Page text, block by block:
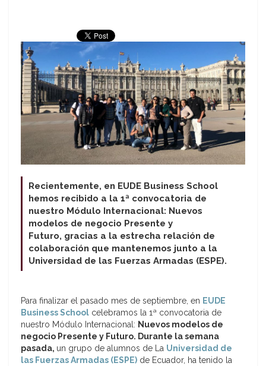
Recientemente, en EUDE Business School
hemos recibido a la 1ª convocatoria de
nuestro Módulo Internacional: Nuevos
modelos de negocio Presente y
Futuro, gracias a la estrecha relación de
colaboración que mantenemos junto a la
Universidad de las Fuerzas Armadas (ESPE).
Para finalizar el pasado mes de septiembre, en EUDE
Business School celebramos la 1ª convocatoria de
nuestro Módulo Internacional: Nuevos modelos de
negocio Presente y Futuro. Durante la semana
pasada, un grupo de alumnos de La Universidad de
las Fuerzas Armadas (ESPE) de Ecuador, ha tenido la